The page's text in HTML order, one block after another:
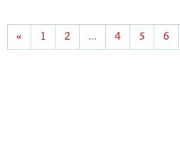
« 1 2 ... 4 5 6